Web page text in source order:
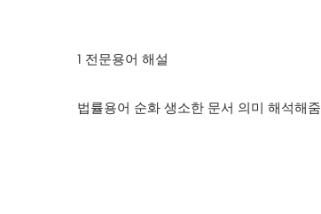
1 전문용어 해설
법률용어 순화 생소한 문서 의미 해석해줌